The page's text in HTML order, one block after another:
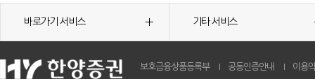
바로가기 서비스 기타 서비스
보호금융상품등록부 공동인증안내 이용